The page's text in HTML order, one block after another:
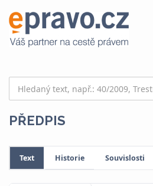
PŘEDPIS
Text Historie Souvislosti